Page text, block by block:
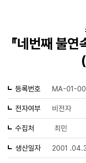
『네번째 불
등록번호 MA-01-
전자여부 비전자
수집처 최민
생산일자 2001